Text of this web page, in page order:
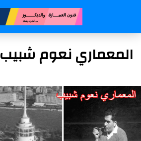
المعماري نعوم شبيب